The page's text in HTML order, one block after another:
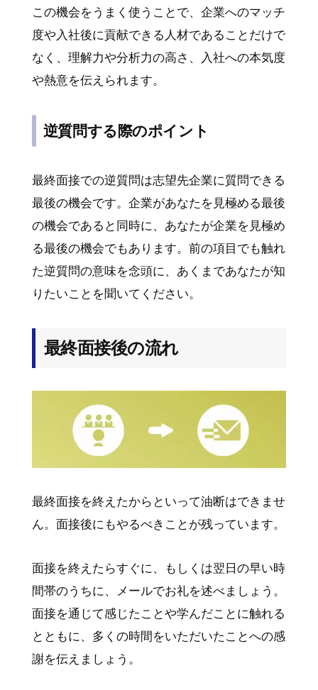
この機会をうまく使うことで、企業へのマッチ
度や入社後に貢献できる人材であることだけで
なく、理解力や分析力の高さ、入社への本気度
や熱意を伝えられます。
逆質問する際のポイント
最終面接での逆質問は志望先企業に質問できる
最後の機会です。企業があなたを見極める最後
の機会であると同時に、あなたが企業を見極め
る最後の機会でもあります。前の項目でも触れ
た逆質問の意味を念頭に、あくまであなたが知
りたいことを聞いてください。
最終面接後の流れ
最終面接を終えたからといって油断はできませ
ん。面接後にもやるべきことが残っています。
面接を終えたらすぐに、もしくは翌日の早い時
間帯のうちに、メールでお礼を述べましょう。
面接を通じて感じたことや学んだことに触れる
とともに、多くの時間をいただいたことへの感
謝を伝えましょう。